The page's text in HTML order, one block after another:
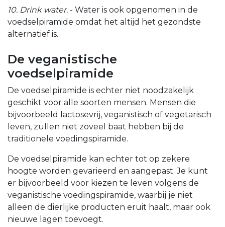
10. Drink water. - Water is ook opgenomen in de
voedselpiramide omdat het altijd het gezondste
alternatief is.
De veganistische
voedselpiramide
De voedselpiramide is echter niet noodzakelijk
geschikt voor alle soorten mensen. Mensen die
bijvoorbeeld lactosevrij, veganistisch of vegetarisch
leven, zullen niet zoveel baat hebben bij de
traditionele voedingspiramide.
De voedselpiramide kan echter tot op zekere
hoogte worden gevarieerd en aangepast. Je kunt
er bijvoorbeeld voor kiezen te leven volgens de
veganistische voedingspiramide, waarbij je niet
alleen de dierlijke producten eruit haalt, maar ook
nieuwe lagen toevoegt.